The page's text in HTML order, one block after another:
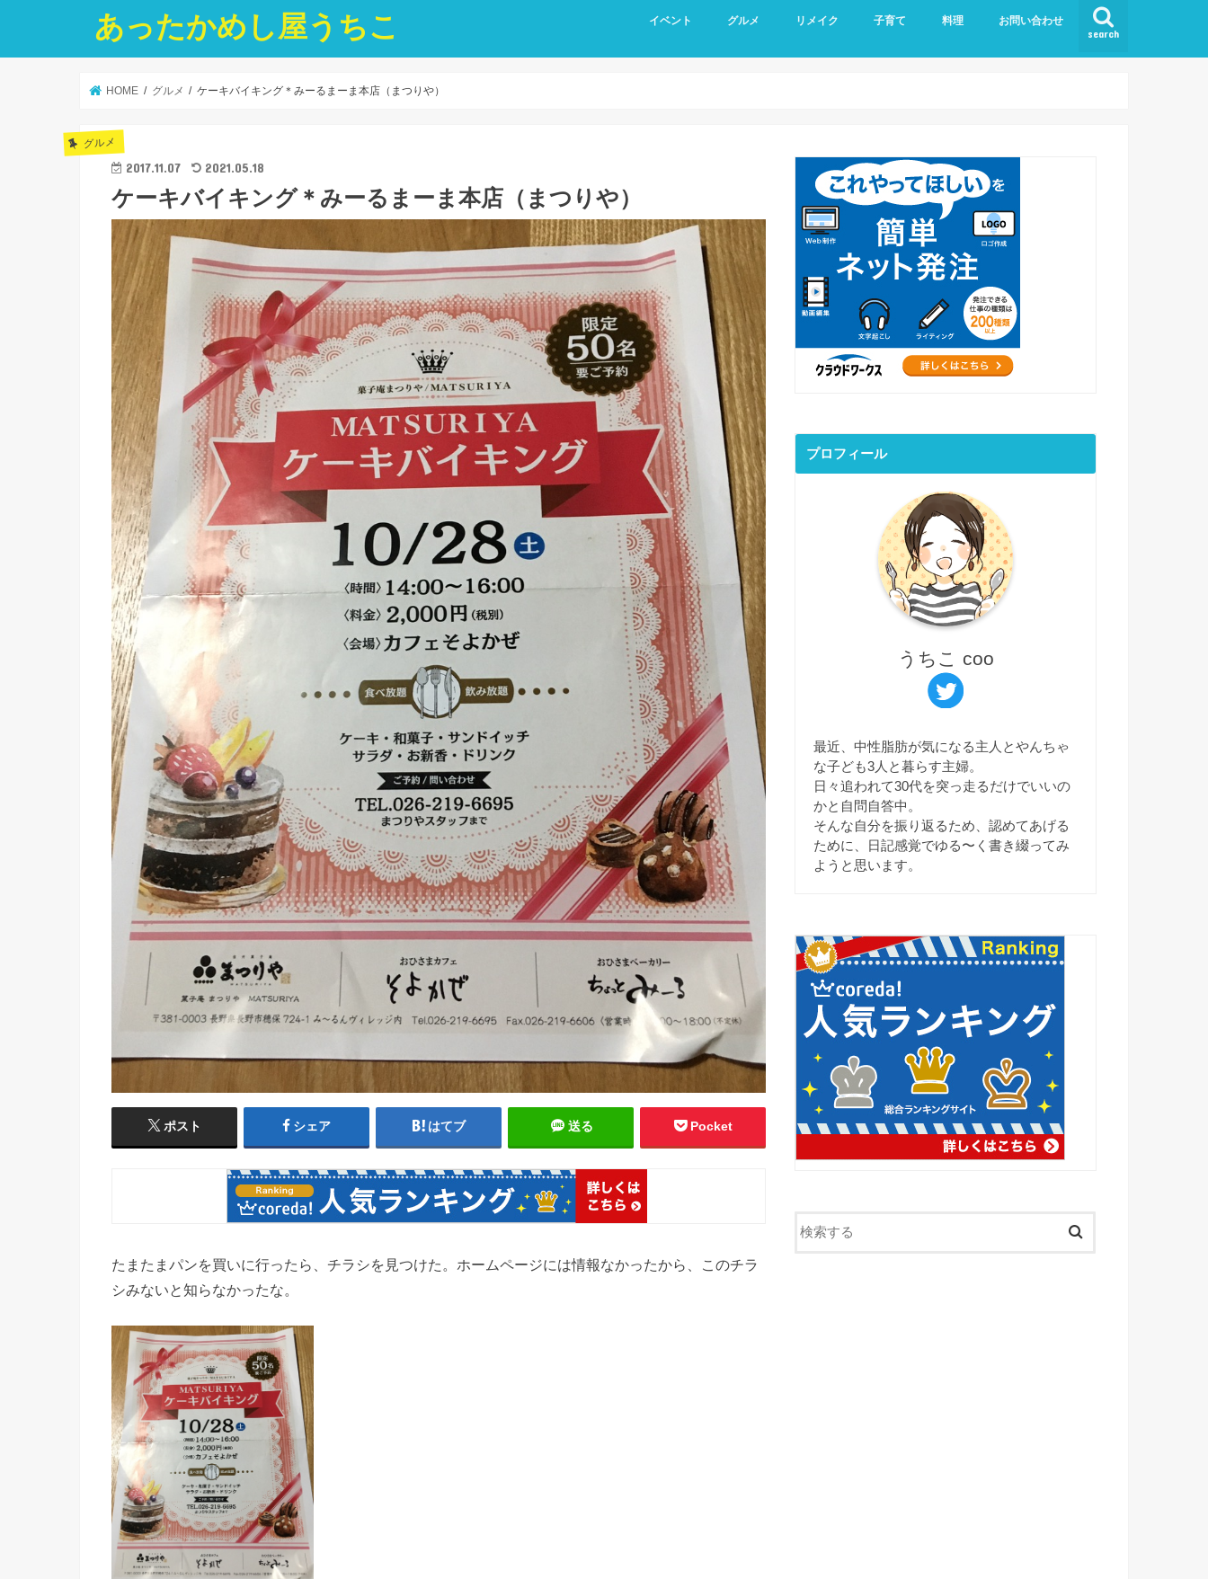
あったかめし屋うちこ search
イベント グルメ リメイク 子育て 料理 お問い合わせ
HOME グルメ ケーキバイキング＊みーるまーま本店（まつりや）
グルメ
2017.11.07 2021.05.18
ケーキバイキング＊みーるまーま本店（まつりや）
ポスト シェア はてブ 送る Pocket
たまたまパンを買いに行ったら、チラシを見つけた。ホームページには情報なかったから、このチラ
シみないと知らなかったな。
プロフィール
うちこ coo
最近、中性脂肪が気になる主人とやんちゃ
な子ども3人と暮らす主婦。
日々追われて30代を突っ走るだけでいいの
かと自問自答中。
そんな自分を振り返るため、認めてあげる
ために、日記感覚でゆる〜く書き綴ってみ
ようと思います。